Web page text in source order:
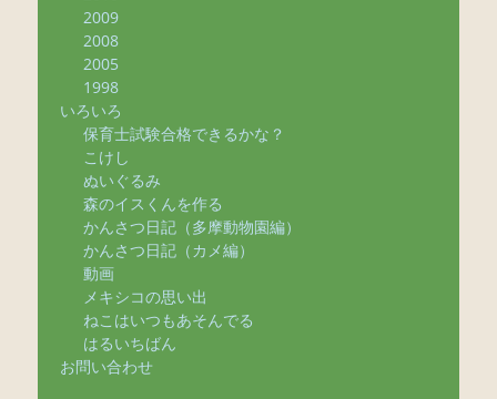
2009
2008
2005
1998
いろいろ
保育士試験合格できるかな？
こけし
ぬいぐるみ
森のイスくんを作る
かんさつ日記（多摩動物園編）
かんさつ日記（カメ編）
動画
メキシコの思い出
ねこはいつもあそんでる
はるいちばん
お問い合わせ